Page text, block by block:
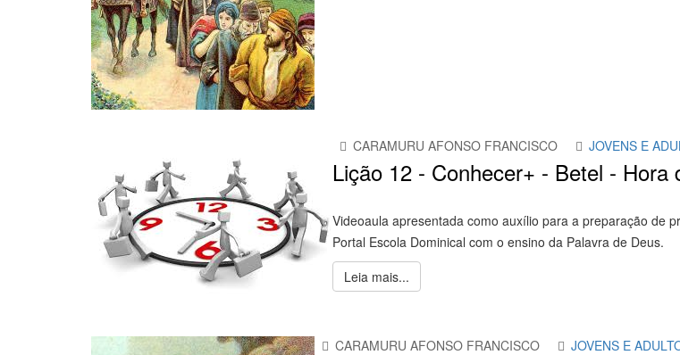
CARAMURU AFONSO FRANCISCO JOVENS E
Lição 12 - Conhecer+ - Betel -
Videoaula apresentada como auxílio para a preparação de
Portal Escola Dominical com o ensino da Palavra de Deus.
Leia mais...
CARAMURU AFONSO FRANCISCO JOVENS E